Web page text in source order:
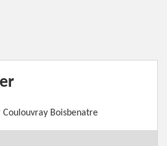
Boisbenatre